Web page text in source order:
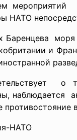
мероприятий
НАТО
Баренцева
и
о
наблюдается
противостояние
НАТО